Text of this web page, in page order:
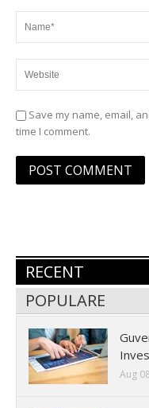
Save my name, email,
time I comment.
RECENT
POPULARE
Aug